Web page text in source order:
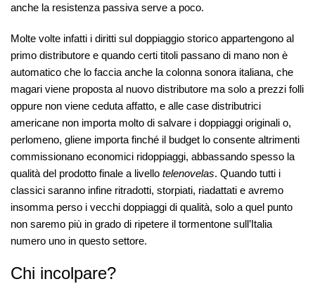
anche la resistenza passiva serve a poco.
Molte volte infatti i diritti sul doppiaggio storico appartengono al
primo distributore e quando certi titoli passano di mano non è
automatico che lo faccia anche la colonna sonora italiana, che
magari viene proposta al nuovo distributore ma solo a prezzi folli
oppure non viene ceduta affatto, e alle case distributrici
americane non importa molto di salvare i doppiaggi originali o,
perlomeno, gliene importa finché il budget lo consente altrimenti
commissionano economici ridoppiaggi, abbassando spesso la
qualità del prodotto finale a livello telenovelas. Quando tutti i
classici saranno infine ritradotti, storpiati, riadattati e avremo
insomma perso i vecchi doppiaggi di qualità, solo a quel punto
non saremo più in grado di ripetere il tormentone sull’Italia
numero uno in questo settore.
Chi incolpare?